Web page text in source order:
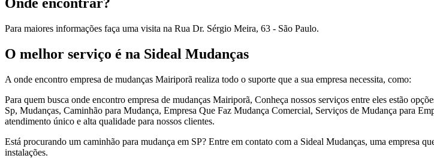
Para maiores informações faça uma visita na Rua Dr. Sérgio Meira, 63 - São Paulo.
O melhor serviço é na Sideal Mudanças
A onde encontro empresa de mudanças Mairiporã realiza todo o suporte que a sua empresa necessita, como:
Para quem busca onde encontro empresa de mudanças Mairiporã, Conheça nossos serviços entre eles estão
Sp, Mudanças, Caminhão para Mudança, Empresa Que Faz Mudança Comercial, Serviços de Mudança para
atendimento único e alta qualidade para nossos clientes.
Está procurando um caminhão para mudança em SP? Entre em contato com a Sideal Mudanças, uma empresa
instalações.